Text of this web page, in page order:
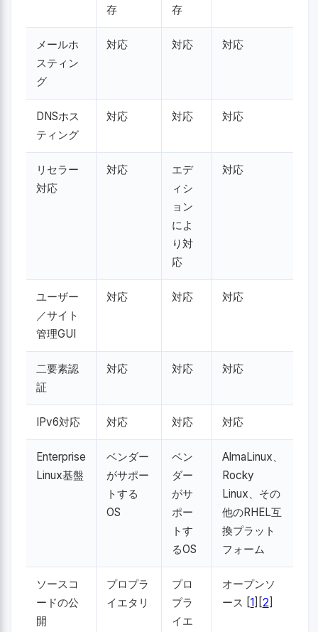
存 存
メールホ
スティン
グ
対応 対応 対応
DNSホス
ティング
対応 対応 対応
リセラー
対応
対応
エデ
ィシ
ョン
によ
り対
応
対応
ユーザー
／サイト
管理GUI
対応 対応 対応
二要素認
証
対応 対応 対応
IPv6対応 対応 対応 対応
Enterprise
Linux基盤
ベンダー
がサポー
トする
OS
ベン
ダー
がサ
ポー
トす
るOS
AlmaLinux、
Rocky
Linux、その
他のRHEL互
換プラット
フォーム
ソースコ
ードの公
開
プロプラ
イエタリ
プロ
プラ
イエ
オープンソ
ース [1][2]